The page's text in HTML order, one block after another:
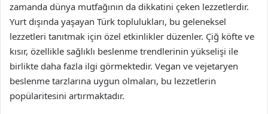
zamanda dünya mutfağının da dikkatini çeken lezzetlerdir.
Yurt dışında yaşayan Türk toplulukları, bu geleneksel
lezzetleri tanıtmak için özel etkinlikler düzenler. Çiğ köfte ve
kısır, özellikle sağlıklı beslenme trendlerinin yükselişi ile
birlikte daha fazla ilgi görmektedir. Vegan ve vejetaryen
beslenme tarzlarına uygun olmaları, bu lezzetlerin
popülaritesini artırmaktadır.